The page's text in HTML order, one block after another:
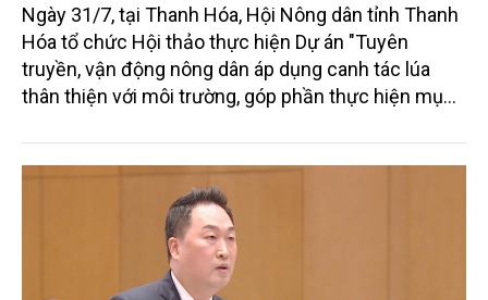
Ngày 31/7, tại Thanh Hóa, Hội Nông dân tỉnh Thanh
Hóa tổ chức Hội thảo thực hiện Dự án "Tuyên
truyền, vận động nông dân áp dụng canh tác lúa
thân thiện với môi trường, góp phần thực hiện mục
trình thu hút sự tham gia của đông đảo đại biểu đến
từ các cơ quan quản lý nhà nước, đơn vị nghiên cứu,
doanh nghiệp, hợp tác xã và nông dân đang trực
tiếp triển khai mô hình sản xuất lúa phát thải thấp.